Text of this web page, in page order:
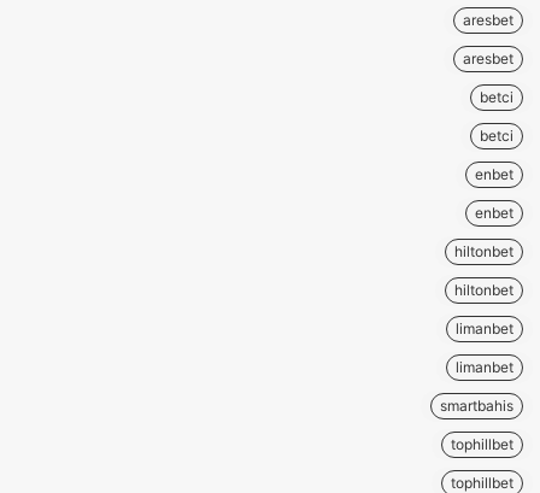
aresbet
aresbet
betci
betci
enbet
enbet
hiltonbet
hiltonbet
limanbet
limanbet
smartbahis
tophillbet
tophillbet